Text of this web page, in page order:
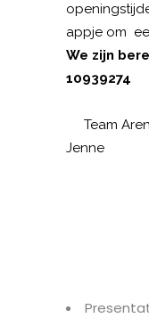
appje om
We zijn
10939274
Team
Jenne